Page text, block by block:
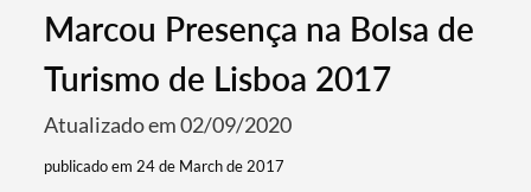
Marcou Presença na Bolsa de
Turismo de Lisboa 2017
Atualizado em 02/09/2020
publicado em 24 de March de 2017